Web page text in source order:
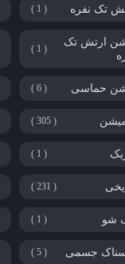
تک نفره 1
ارتش تک
1
حماسی 6
305
1
231
شو 1
جسمی 5